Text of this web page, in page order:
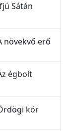
Sátán
növekvő erő
égbolt
kör